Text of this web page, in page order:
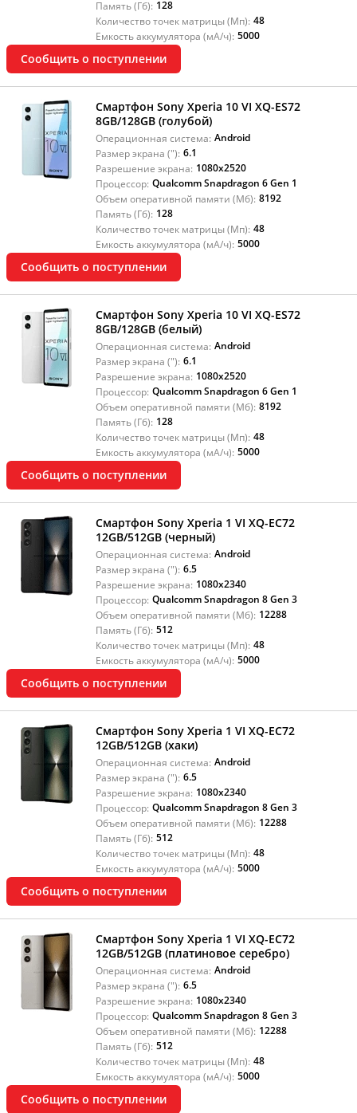
Память (Гб): 128
Количество точек матрицы (Мп): 48
Емкость аккумулятора (мА/ч): 5000
Сообщить о поступлении
Смартфон Sony Xperia 10 VI XQ-ES72
8GB/128GB (голубой)
Операционная система: Android
Размер экрана ("): 6.1
Разрешение экрана: 1080x2520
Процессор: Qualcomm Snapdragon 6 Gen 1
Объем оперативной памяти (Мб): 8192
Память (Гб): 128
Количество точек матрицы (Мп): 48
Емкость аккумулятора (мА/ч): 5000
Сообщить о поступлении
Смартфон Sony Xperia 10 VI XQ-ES72
8GB/128GB (белый)
Операционная система: Android
Размер экрана ("): 6.1
Разрешение экрана: 1080x2520
Процессор: Qualcomm Snapdragon 6 Gen 1
Объем оперативной памяти (Мб): 8192
Память (Гб): 128
Количество точек матрицы (Мп): 48
Емкость аккумулятора (мА/ч): 5000
Сообщить о поступлении
Смартфон Sony Xperia 1 VI XQ-EC72
12GB/512GB (черный)
Операционная система: Android
Размер экрана ("): 6.5
Разрешение экрана: 1080x2340
Процессор: Qualcomm Snapdragon 8 Gen 3
Объем оперативной памяти (Мб): 12288
Память (Гб): 512
Количество точек матрицы (Мп): 48
Емкость аккумулятора (мА/ч): 5000
Сообщить о поступлении
Смартфон Sony Xperia 1 VI XQ-EC72
12GB/512GB (хаки)
Операционная система: Android
Размер экрана ("): 6.5
Разрешение экрана: 1080x2340
Процессор: Qualcomm Snapdragon 8 Gen 3
Объем оперативной памяти (Мб): 12288
Память (Гб): 512
Количество точек матрицы (Мп): 48
Емкость аккумулятора (мА/ч): 5000
Сообщить о поступлении
Смартфон Sony Xperia 1 VI XQ-EC72
12GB/512GB (платиновое серебро)
Операционная система: Android
Размер экрана ("): 6.5
Разрешение экрана: 1080x2340
Процессор: Qualcomm Snapdragon 8 Gen 3
Объем оперативной памяти (Мб): 12288
Память (Гб): 512
Количество точек матрицы (Мп): 48
Емкость аккумулятора (мА/ч): 5000
Сообщить о поступлении